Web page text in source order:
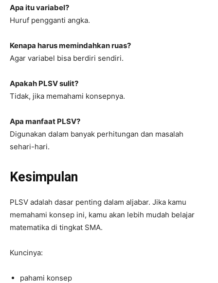
Apa itu variabel?
Huruf pengganti angka.
Kenapa harus memindahkan ruas?
Agar variabel bisa berdiri sendiri.
Apakah PLSV sulit?
Tidak, jika memahami konsepnya.
Apa manfaat PLSV?
Digunakan dalam banyak perhitungan dan masalah
sehari-hari.
Kesimpulan
PLSV adalah dasar penting dalam aljabar. Jika kamu
memahami konsep ini, kamu akan lebih mudah belajar
matematika di tingkat SMA.
Kuncinya:
pahami konsep